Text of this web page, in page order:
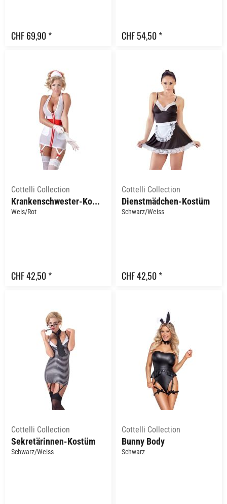
CHF 69,90 * CHF 54,50 *
Cottelli Collection
Krankenschwester-Kostüm
Weis/Rot
CHF 42,50 *
Cottelli Collection
Dienstmädchen-Kostüm
Schwarz/Weiss
CHF 42,50 *
Cottelli Collection
Sekretärinnen-Kostüm
Schwarz/Weiss
Cottelli Collection
Bunny Body
Schwarz